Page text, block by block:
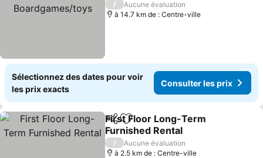
Consulter les prix
/
Aucune évaluation
à 14.7 km de : Centre-ville
Sélectionnez des dates pour voir
les prix exacts
Consulter les prix
PartagerAjouter à mes favoris
First Floor Long-Term
Furnished Rental
Consulter les prix
/
Aucune évaluation
à 2.5 km de : Centre-ville